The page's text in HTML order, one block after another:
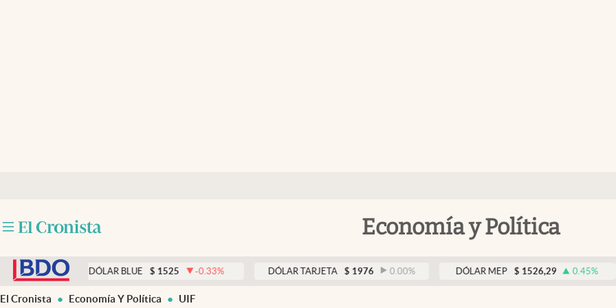
Economía y Política
Otras secciones
DÓLAR BLUE
$ 1525 -0.33 % DÓLAR TARJETA $ 1976 0.00% DÓLAR MEP $ 1526,29 0.45%
El Cronista Economía Y Política UIF